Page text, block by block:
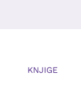
KNJIGE